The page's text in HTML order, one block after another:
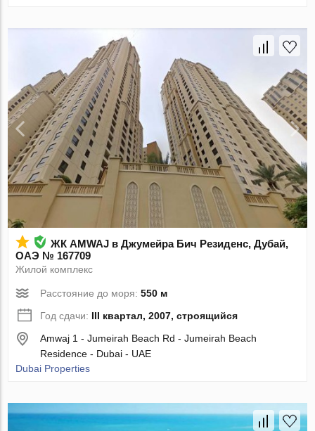
ЖК AMWAJ в Джумейра Бич Резиденс, Дубай,
ОАЭ № 167709
Жилой комплекс
Расстояние до моря:550 м
Год сдачи: III квартал, 2007, строящийся
Amwaj 1 - Jumeirah Beach Rd - Jumeirah Beach
Residence - Dubai - UAE
Dubai Properties